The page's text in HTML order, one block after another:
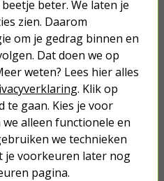
niet
(Concentraat,
je gazon!
43,50
40,
89
beter. We laten je
zien. Daarom
om je gedrag binnen en
Dat doen we op
weten? Lees hier alles
. Klik op
te gaan. Kies je voor
alleen functionele en
we technieken
je voorkeuren later nog
pagina.